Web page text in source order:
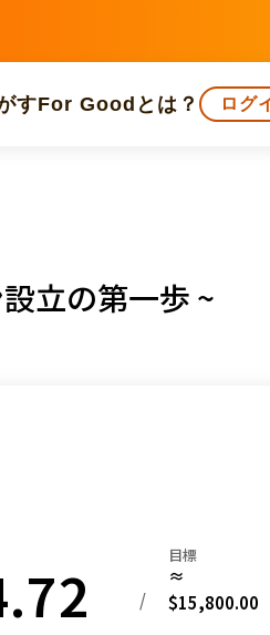
すFor Goodとは？ ログ
立の第一歩 ~
/
目標
≈
$15,800.00